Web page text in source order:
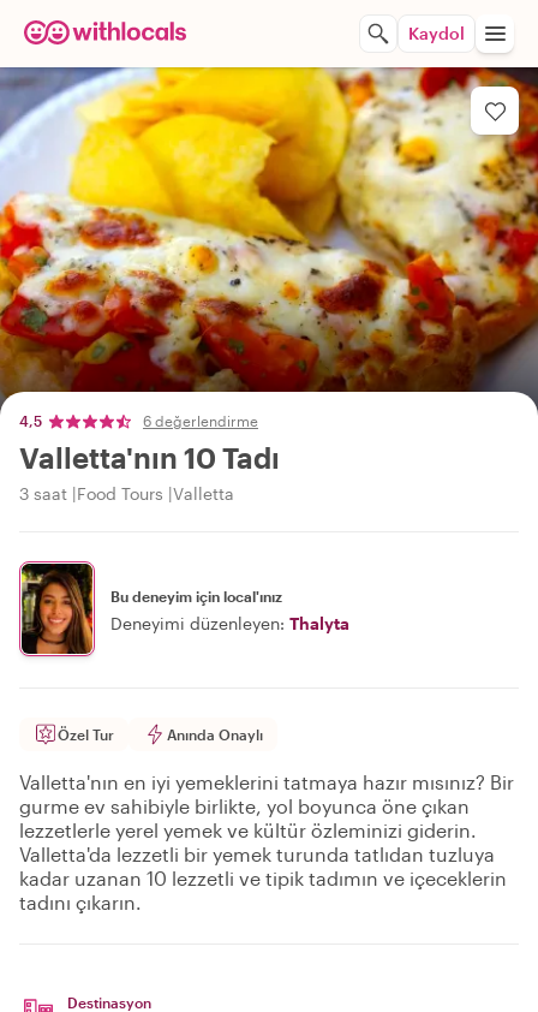
Kaydol
4,5 6 değerlendirme
Valletta'nın 10 Tadı
3 saat Food Tours Valletta
Bu deneyim için local'ınız
Deneyimi düzenleyen: Thalyta
Özel Tur Anında Onaylı
Valletta'nın en iyi yemeklerini tatmaya hazır mısınız? Bir
gurme ev sahibiyle birlikte, yol boyunca öne çıkan
lezzetlerle yerel yemek ve kültür özleminizi giderin.
Valletta'da lezzetli bir yemek turunda tatlıdan tuzluya
kadar uzanan 10 lezzetli ve tipik tadımın ve içeceklerin
tadını çıkarın.
Destinasyon